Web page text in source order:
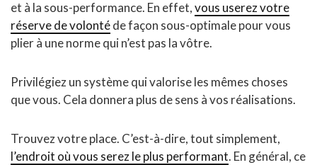
et à la sous-performance. En effet,vous userez votre
réserve de volontéde façon sous-optimale pour vous
plier à une norme qui n’est pas la vôtre.
Privilégiez un système qui valorise les mêmes choses
que vous. Cela donnera plus de sens à vos réalisations.
Trouvez votre place. C’est-à-dire, tout simplement,
l’endroit où vous serez le plus performant. En général, ce